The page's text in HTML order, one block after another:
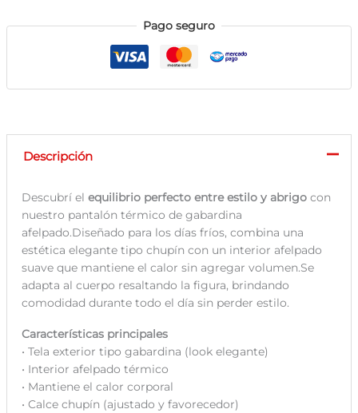
Pago seguro
Descripción
Descubrí el equilibrio perfecto entre estilo y abrigocon
nuestro pantalón térmico de gabardina
afelpado.Diseñado para los días fríos, combina una
estética elegante tipo chupín con un interior afelpado
suave que mantiene el calor sin agregar volumen.Se
adapta al cuerpo resaltando la figura, brindando
comodidad durante todo el día sin perder estilo.
Características principales
• Tela exterior tipo gabardina (look elegante)
• Interior afelpado térmico
• Mantiene el calor corporal
• Calce chupín (ajustado y favorecedor)